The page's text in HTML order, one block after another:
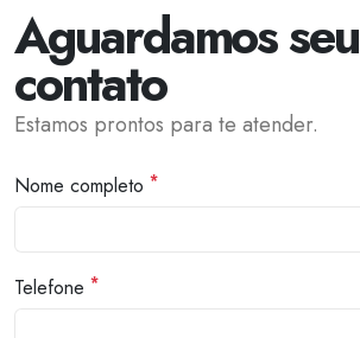
Aguardamos seu
contato
Estamos prontos para te atender.
Nome completo *
Telefone *